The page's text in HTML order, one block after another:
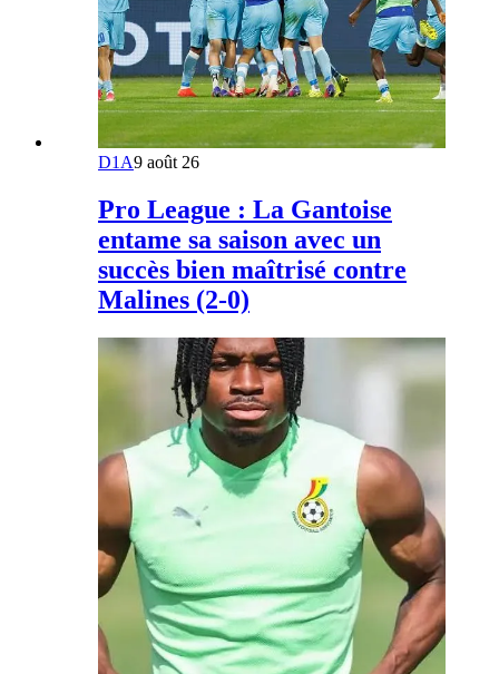
D1A9 août 26
Pro League : La Gantoise
entame sa saison avec un
succès bien maîtrisé contre
Malines (2-0)